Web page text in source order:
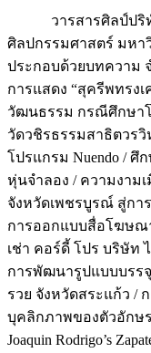
วารสารศิลป์ปริทัศ
ศิลปกรรมศาสตร์ มห
ประกอบด้วยบทความ
การแสดง “สุครีพทรงเ
วัฒนธรรม กรณีศึกษา
วัดวชิรธรรมสาธิตวรวิ
โปรแกรม Nuendo /
หุ่นจำลอง / ความงาม
จังหวัดเพชรบูรณ์ สู่กา
การออกแบบสื่อโฆษณ
เช่า คอร์ดี้ โปร บริษัท
การพัฒนารูปแบบบรร
รวย จังหวัดสระแก้ว /
บุคลิกภาพของตัวอักษ
Joaquin Rodrigo’s